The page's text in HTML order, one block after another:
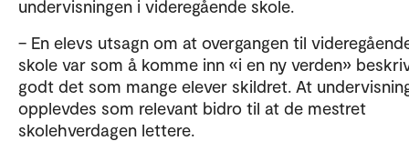
undervisningen i videregående skole.
– En elevs utsagn om at overgangen til
skole var som å komme inn «i en ny verden»
godt det som mange elever skildret. At
opplevdes som relevant bidro til at de mestret
skolehverdagen lettere.